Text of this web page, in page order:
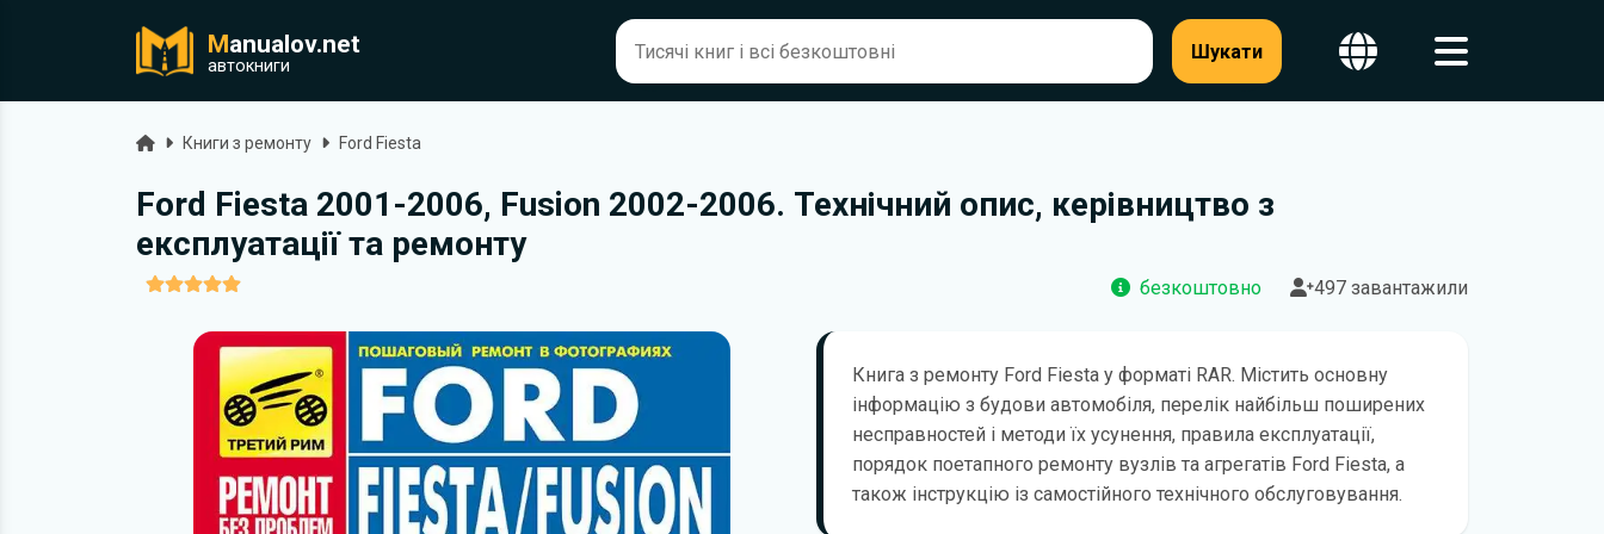
Manualov.net
автокниги
Шукати
ГоловнаКниги з ремонту Ford Fiesta
Ford Fiesta 2001-2006, Fusion 2002-2006. Технічний опис, керівництво з
експлуатації та ремонту
безкоштовно 497 завантажили
Книга з ремонту Ford Fiesta у форматі RAR. Містить основну
інформацію з будови автомобіля, перелік найбільш поширених
несправностей і методи їх усунення, правила експлуатації,
порядок поетапного ремонту вузлів та агрегатів Ford Fiesta, а
також інструкцію із самостійного технічного обслуговування.